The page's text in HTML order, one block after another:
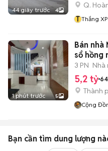
44 giây trước 4
Q.
T Thắng XP
1 phút trước 5
Bán nhà
sổ hồng
3 PN Nhà
5,2 tỷ
Thành
Cộng
Bạn cần tìm dung lượng